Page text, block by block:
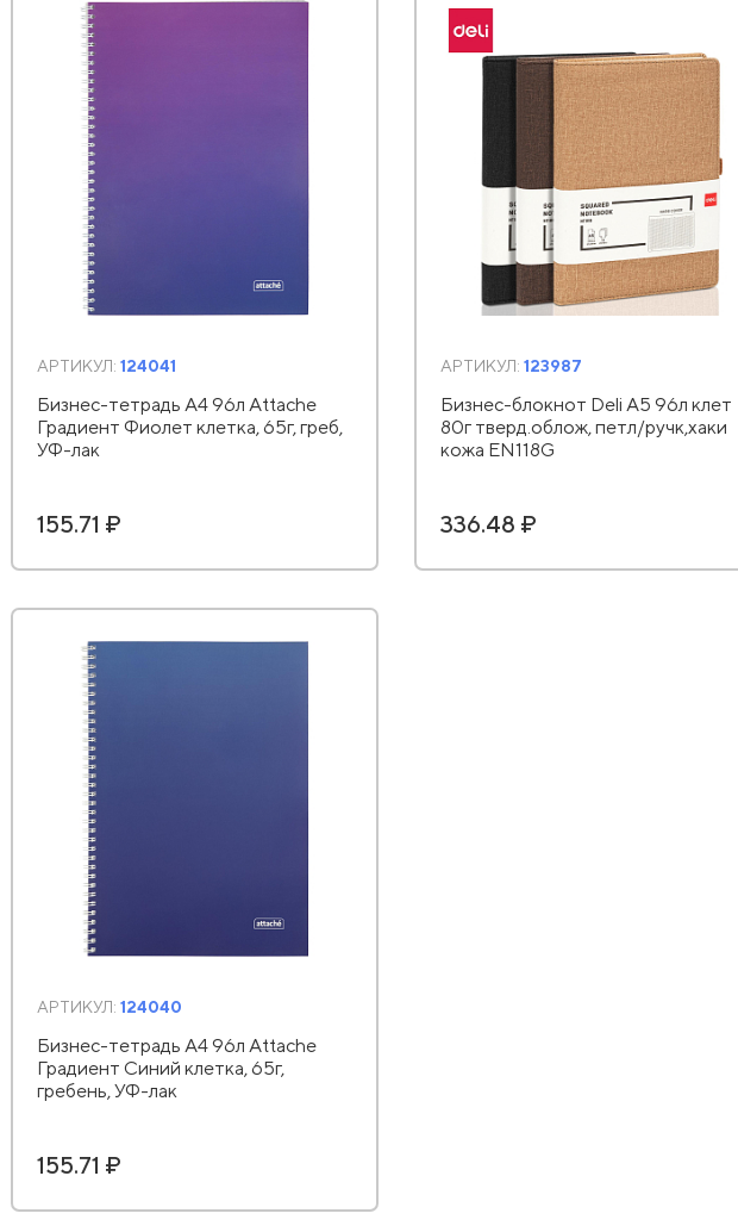
АРТИКУЛ: 124041
Бизнес-тетрадь А4 96л Attache
Градиент Фиолет клетка, 65г, греб,
УФ-лак
155.71 ₽
АРТИКУЛ: 123987
Бизнес-блокнот Deli А5 96л клет
80г тверд.облож, петл/ручк,хаки
кожа EN118G
336.48 ₽
АРТИКУЛ: 124040
Бизнес-тетрадь А4 96л Attache
Градиент Синий клетка, 65г,
гребень, УФ-лак
155.71 ₽